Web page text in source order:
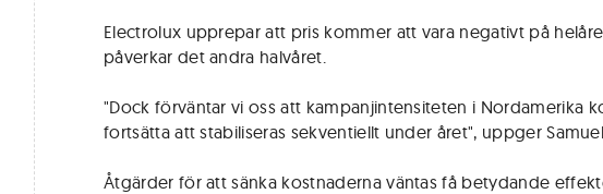
Electrolux upprepar att pris kommer att vara negativt på
påverkar det andra halvåret.
"Dock förväntar vi oss att kampanjintensiteten i Nordamerika
fortsätta att stabiliseras sekventiellt under året", uppger
Åtgärder för att sänka kostnaderna väntas få betydande